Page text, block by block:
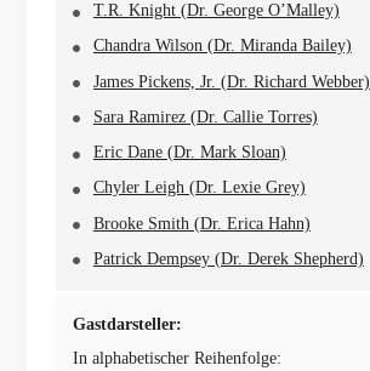
T.R. Knight (Dr. George O’Malley)
Chandra Wilson (Dr. Miranda Bailey)
James Pickens, Jr. (Dr. Richard Webber)
Sara Ramirez (Dr. Callie Torres)
Eric Dane (Dr. Mark Sloan)
Chyler Leigh (Dr. Lexie Grey)
Brooke Smith (Dr. Erica Hahn)
Patrick Dempsey (Dr. Derek Shepherd)
Gastdarsteller:
In alphabetischer Reihenfolge: